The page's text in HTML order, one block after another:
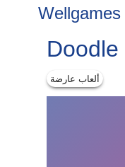
Wellgames
ألعاب عارضة